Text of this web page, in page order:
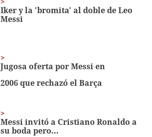
Iker y la 'bromita' al doble de Leo
Messi
Jugosa oferta por Messi en
2006 que rechazó el Barça
Messi invitó a Cristiano Ronaldo a
su boda pero...